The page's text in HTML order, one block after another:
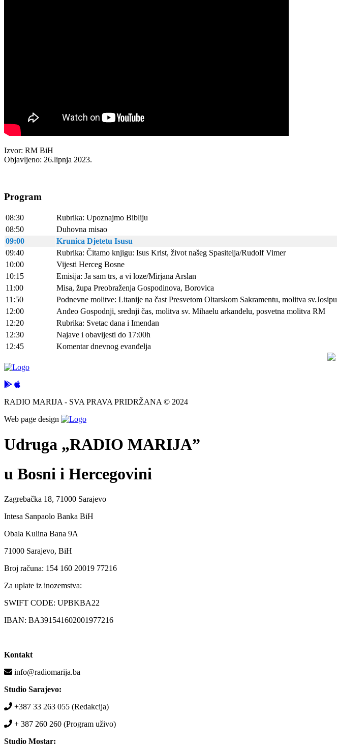
Izvor: RM BiH
Objavljeno: 26.lipnja 2023.
Program
08:30
Rubrika: Upoznajmo Bibliju
08:50
Duhovna misao
09:00
Krunica Djetetu Isusu
09:40
Rubrika: Čitamo knjigu: Isus Krist, život našeg Spasitelja/Rudolf Vimer
10:00
Vijesti Herceg Bosne
10:15
Emisija: Ja sam trs, a vi loze/Mirjana Arslan
11:00
Misa, župa Preobraženja Gospodinova, Borovica
11:50
Podnevne molitve: Litanije na čast Presvetom Oltarskom Sakramentu, molitva sv.Josipu
12:00
Anđeo Gospodnji, srednji čas, molitva sv. Mihaelu arkanđelu, posvetna molitva RM
12:20
Rubrika: Svetac dana i Imendan
12:30
Najave i obavijesti do 17:00h
12:45
Komentar dnevnog evanđelja
RADIO MARIJA - SVA PRAVA PRIDRŽANA © 2024
Web page design
Udruga „RADIO MARIJA”
u Bosni i Hercegovini
Zagrebačka 18, 71000 Sarajevo
Intesa Sanpaolo Banka BiH
Obala Kulina Bana 9A
71000 Sarajevo, BiH
Broj računa: 154 160 20019 77216
Za uplate iz inozemstva:
SWIFT CODE: UPBKBA22
IBAN: BA391541602001977216
Kontakt
info@radiomarija.ba
Studio Sarajevo:
+387 33 263 055 (Redakcija)
+ 387 260 260 (Program uživo)
Studio Mostar: